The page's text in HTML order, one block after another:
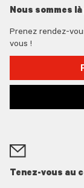
Nous sommes
Prenez rendez-
vous !
Tenez-vous au